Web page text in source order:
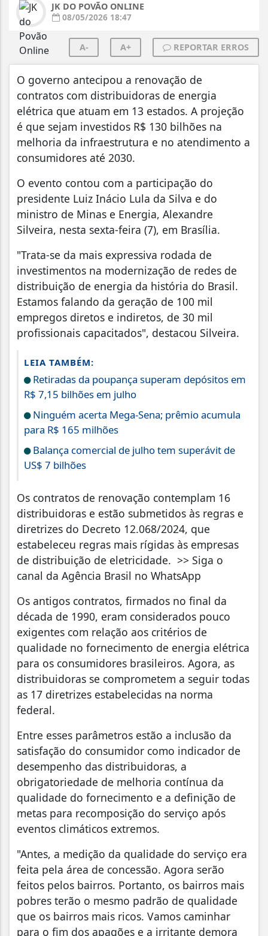
JK DO POVÃO ONLINE
08/05/2026 18:47
A- A+ REPORTAR ERROS
O governo antecipou a renovação de
contratos com distribuidoras de energia
elétrica que atuam em 13 estados. A projeção
é que sejam investidos R$ 130 bilhões na
melhoria da infraestrutura e no atendimento a
consumidores até 2030.
O evento contou com a participação do
presidente Luiz Inácio Lula da Silva e do
ministro de Minas e Energia, Alexandre
Silveira, nesta sexta-feira (7), em Brasília.
"Trata-se da mais expressiva rodada de
investimentos na modernização de redes de
distribuição de energia da história do Brasil.
Estamos falando da geração de 100 mil
empregos diretos e indiretos, de 30 mil
profissionais capacitados", destacou Silveira.
LEIA TAMBÉM:
Retiradas da poupança superam depósitos em
R$ 7,15 bilhões em julho
Ninguém acerta Mega-Sena; prêmio acumula
para R$ 165 milhões
Balança comercial de julho tem superávit de
US$ 7 bilhões
Os contratos de renovação contemplam 16
distribuidoras e estão submetidos às regras e
diretrizes do Decreto 12.068/2024, que
estabeleceu regras mais rígidas às empresas
de distribuição de eletricidade. >> Siga o
canal da Agência Brasil no WhatsApp
Os antigos contratos, firmados no final da
década de 1990, eram considerados pouco
exigentes com relação aos critérios de
qualidade no fornecimento de energia elétrica
para os consumidores brasileiros. Agora, as
distribuidoras se comprometem a seguir todas
as 17 diretrizes estabelecidas na norma
federal.
Entre esses parâmetros estão a inclusão da
satisfação do consumidor como indicador de
desempenho das distribuidoras, a
obrigatoriedade de melhoria contínua da
qualidade do fornecimento e a definição de
metas para recomposição do serviço após
eventos climáticos extremos.
"Antes, a medição da qualidade do serviço era
feita pela área de concessão. Agora serão
feitos pelos bairros. Portanto, os bairros mais
pobres terão o mesmo padrão de qualidade
que os bairros mais ricos. Vamos caminhar
para o fim dos apagões e a irritante demora